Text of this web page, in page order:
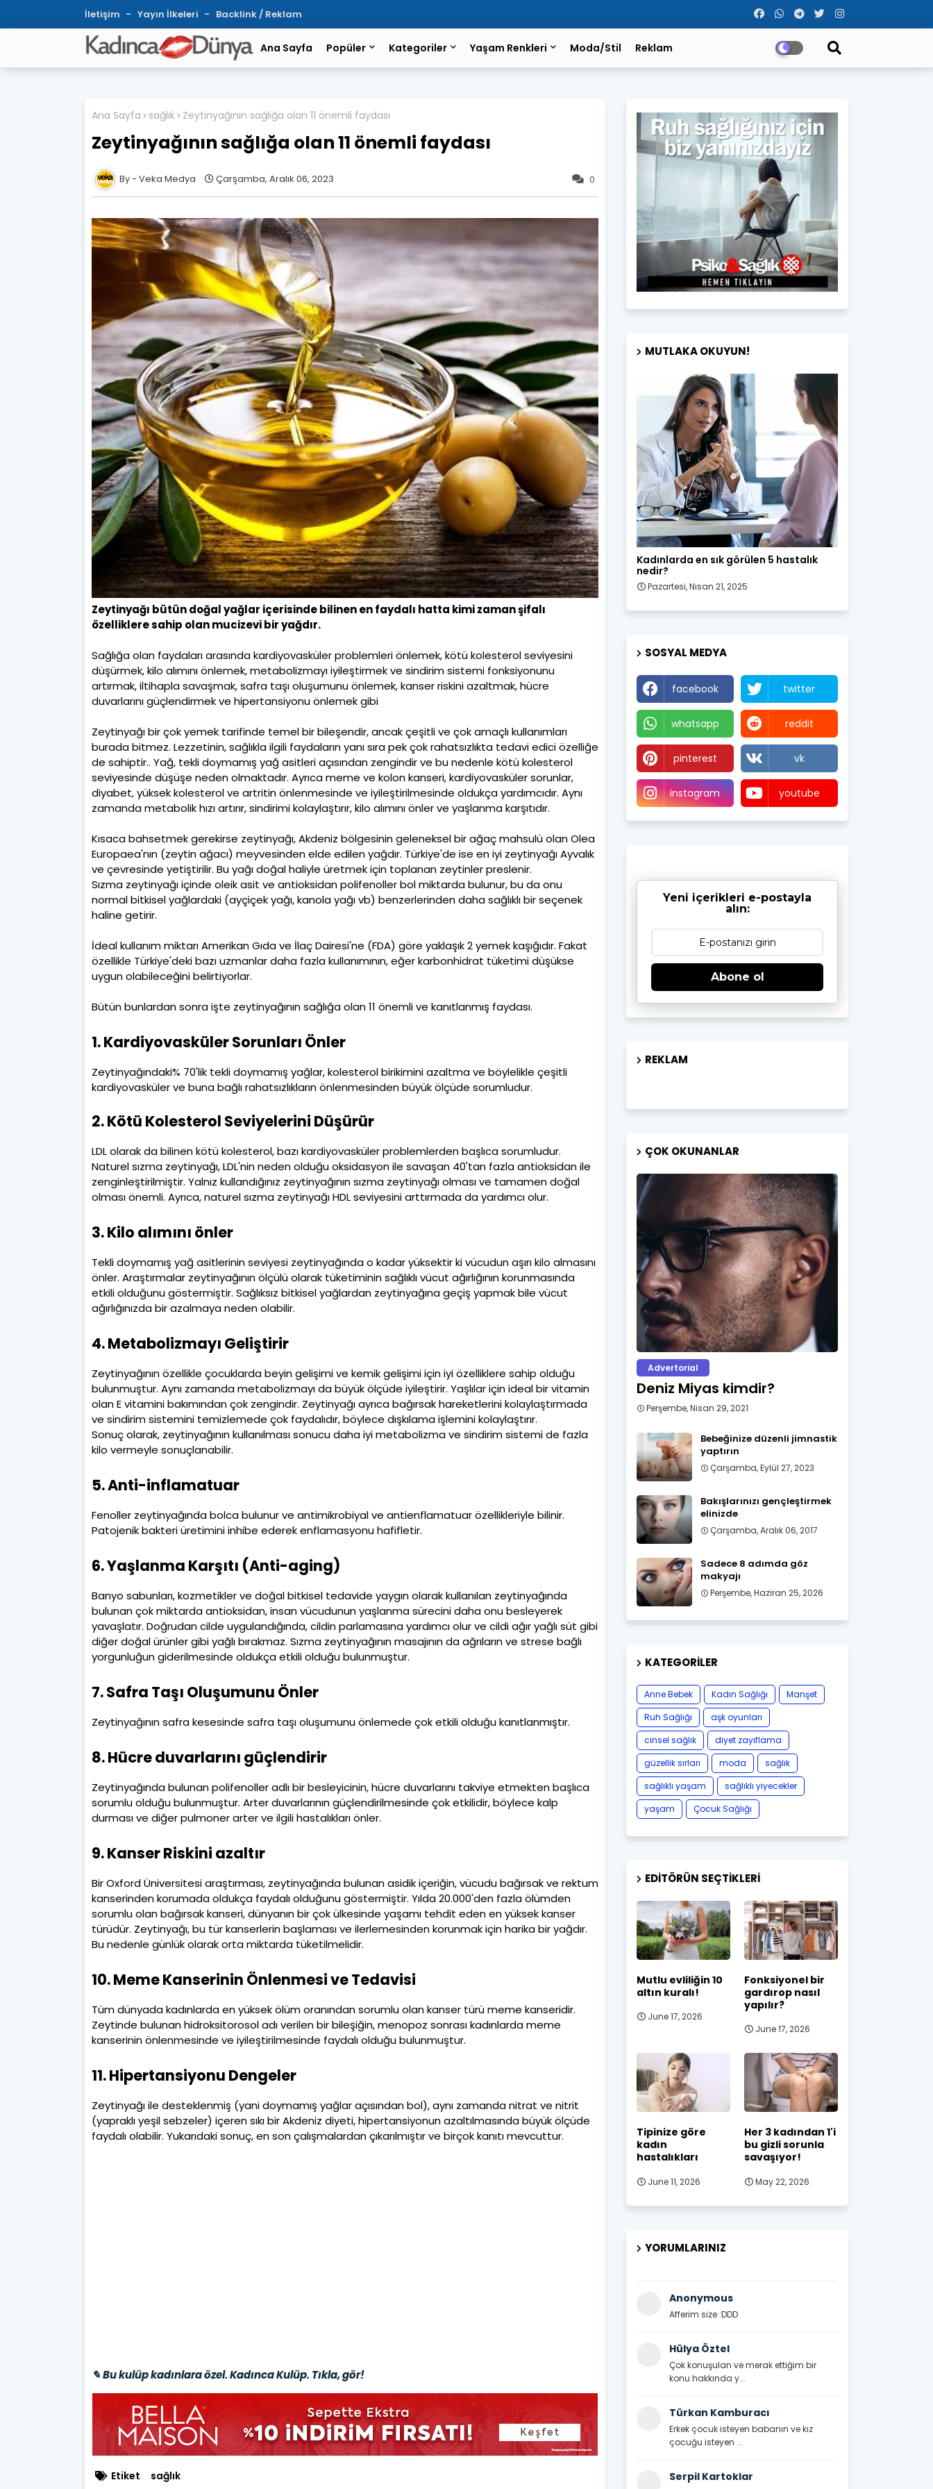
İletişim Yayın İlkeleri Backlink / Reklam
Ana Sayfa Popüler Kategoriler Yaşam Renkleri Moda/Stil Reklam
Ana Sayfa sağlık Zeytinyağının sağlığa olan 11 önemli faydası
Zeytinyağının sağlığa olan 11 önemli faydası
0
Veka Medya Çarşamba, Aralık 06, 2023
Zeytinyağı bütün doğal yağlar içerisinde bilinen en faydalı hatta kimi zaman şifalı
özelliklere sahip olan mucizevi bir yağdır.
Sağlığa olan faydaları arasında kardiyovasküler problemleri önlemek, kötü kolesterol seviyesini
düşürmek, kilo alımını önlemek, metabolizmayı iyileştirmek ve sindirim sistemi fonksiyonunu
artırmak, iltihapla savaşmak, safra taşı oluşumunu önlemek, kanser riskini azaltmak, hücre
duvarlarını güçlendirmek ve hipertansiyonu önlemek gibi
Zeytinyağı bir çok yemek tarifinde temel bir bileşendir, ancak çeşitli ve çok amaçlı kullanımları
burada bitmez. Lezzetinin, sağlıkla ilgili faydaların yanı sıra pek çok rahatsızlıkta tedavi edici özelliğe
de sahiptir.. Yağ, tekli doymamış yağ asitleri açısından zengindir ve bu nedenle kötü kolesterol
seviyesinde düşüşe neden olmaktadır. Ayrıca meme ve kolon kanseri, kardiyovasküler sorunlar,
diyabet, yüksek kolesterol ve artritin önlenmesinde ve iyileştirilmesinde oldukça yardımcıdır. Aynı
zamanda metabolik hızı artırır, sindirimi kolaylaştırır, kilo alımını önler ve yaşlanma karşıtıdır.
Kısaca bahsetmek gerekirse zeytinyağı, Akdeniz bölgesinin geleneksel bir ağaç mahsulü olan Olea
Europaea'nın (zeytin ağacı) meyvesinden elde edilen yağdır. Türkiye'de ise en iyi zeytinyağı Ayvalık
ve çevresinde yetiştirilir. Bu yağı doğal haliyle üretmek için toplanan zeytinler preslenir.
Sızma zeytinyağı içinde oleik asit ve antioksidan polifenoller bol miktarda bulunur, bu da onu
normal bitkisel yağlardaki (ayçiçek yağı, kanola yağı vb) benzerlerinden daha sağlıklı bir seçenek
haline getirir.
İdeal kullanım miktarı Amerikan Gıda ve İlaç Dairesi'ne (FDA) göre yaklaşık 2 yemek kaşığıdır. Fakat
özellikle Türkiye'deki bazı uzmanlar daha fazla kullanımının, eğer karbonhidrat tüketimi düşükse
uygun olabileceğini belirtiyorlar.
Bütün bunlardan sonra işte zeytinyağının sağlığa olan 11 önemli ve kanıtlanmış faydası.
1. Kardiyovasküler Sorunları Önler
Zeytinyağındaki% 70'lik tekli doymamış yağlar, kolesterol birikimini azaltma ve böylelikle çeşitli
kardiyovasküler ve buna bağlı rahatsızlıkların önlenmesinden büyük ölçüde sorumludur.
2. Kötü Kolesterol Seviyelerini Düşürür
LDL olarak da bilinen kötü kolesterol, bazı kardiyovasküler problemlerden başlıca sorumludur.
Naturel sızma zeytinyağı, LDL'nin neden olduğu oksidasyon ile savaşan 40'tan fazla antioksidan ile
zenginleştirilmiştir. Yalnız kullandığınız zeytinyağının sızma zeytinyağı olması ve tamamen doğal
olması önemli. Ayrıca, naturel sızma zeytinyağı HDL seviyesini arttırmada da yardımcı olur.
3. Kilo alımını önler
Tekli doymamış yağ asitlerinin seviyesi zeytinyağında o kadar yüksektir ki vücudun aşırı kilo almasını
önler. Araştırmalar zeytinyağının ölçülü olarak tüketiminin sağlıklı vücut ağırlığının korunmasında
etkili olduğunu göstermiştir. Sağlıksız bitkisel yağlardan zeytinyağına geçiş yapmak bile vücut
ağırlığınızda bir azalmaya neden olabilir.
4. Metabolizmayı Geliştirir
Zeytinyağının özellikle çocuklarda beyin gelişimi ve kemik gelişimi için iyi özelliklere sahip olduğu
bulunmuştur. Aynı zamanda metabolizmayı da büyük ölçüde iyileştirir. Yaşlılar için ideal bir vitamin
olan E vitamini bakımından çok zengindir. Zeytinyağı ayrıca bağırsak hareketlerini kolaylaştırmada
ve sindirim sistemini temizlemede çok faydalıdır, böylece dışkılama işlemini kolaylaştırır.
Sonuç olarak, zeytinyağının kullanılması sonucu daha iyi metabolizma ve sindirim sistemi de fazla
kilo vermeyle sonuçlanabilir.
5. Anti-inflamatuar
Fenoller zeytinyağında bolca bulunur ve antimikrobiyal ve antienflamatuar özellikleriyle bilinir.
Patojenik bakteri üretimini inhibe ederek enflamasyonu hafifletir.
6. Yaşlanma Karşıtı (Anti-aging)
Banyo sabunları, kozmetikler ve doğal bitkisel tedavide yaygın olarak kullanılan zeytinyağında
bulunan çok miktarda antioksidan, insan vücudunun yaşlanma sürecini daha onu besleyerek
yavaşlatır. Doğrudan cilde uygulandığında, cildin parlamasına yardımcı olur ve cildi ağır yağlı süt gibi
diğer doğal ürünler gibi yağlı bırakmaz. Sızma zeytinyağının masajının da ağrıların ve strese bağlı
yorgunluğun giderilmesinde oldukça etkili olduğu bulunmuştur.
7. Safra Taşı Oluşumunu Önler
Zeytinyağının safra kesesinde safra taşı oluşumunu önlemede çok etkili olduğu kanıtlanmıştır.
8. Hücre duvarlarını güçlendirir
Zeytinyağında bulunan polifenoller adlı bir besleyicinin, hücre duvarlarını takviye etmekten başlıca
sorumlu olduğu bulunmuştur. Arter duvarlarının güçlendirilmesinde çok etkilidir, böylece kalp
durması ve diğer pulmoner arter ve ilgili hastalıkları önler.
9. Kanser Riskini azaltır
Bir Oxford Üniversitesi araştırması, zeytinyağında bulunan asidik içeriğin, vücudu bağırsak ve rektum
kanserinden korumada oldukça faydalı olduğunu göstermiştir. Yılda 20.000'den fazla ölümden
sorumlu olan bağırsak kanseri, dünyanın bir çok ülkesinde yaşamı tehdit eden en yüksek kanser
türüdür. Zeytinyağı, bu tür kanserlerin başlaması ve ilerlemesinden korunmak için harika bir yağdır.
Bu nedenle günlük olarak orta miktarda tüketilmelidir.
10. Meme Kanserinin Önlenmesi ve Tedavisi
Tüm dünyada kadınlarda en yüksek ölüm oranından sorumlu olan kanser türü meme kanseridir.
Zeytinde bulunan hidroksitorosol adı verilen bir bileşiğin, menopoz sonrası kadınlarda meme
kanserinin önlenmesinde ve iyileştirilmesinde faydalı olduğu bulunmuştur.
11. Hipertansiyonu Dengeler
Zeytinyağı ile desteklenmiş (yani doymamış yağlar açısından bol), aynı zamanda nitrat ve nitrit
(yapraklı yeşil sebzeler) içeren sıkı bir Akdeniz diyeti, hipertansiyonun azaltılmasında büyük ölçüde
faydalı olabilir. Yukarıdaki sonuç, en son çalışmalardan çıkarılmıştır ve birçok kanıtı mevcuttur.
✎ Bu kulüp kadınlara özel. Kadınca Kulüp. Tıkla, gör!
Etiket sağlık
MUTLAKA OKUYUN!
Kadın Sağlığı
Kadınlarda en sık görülen 5 hastalık
nedir?
Pazartesi, Nisan 21, 2025
SOSYAL MEDYA
facebook twitter
whatsapp reddit
pinterest vk
instagram youtube
Yeni içerikleri e-postayla
alın:
Abone ol
REKLAM
ÇOK OKUNANLAR
Advertorial
Deniz Miyas kimdir?
Perşembe, Nisan 29, 2021
Bebeğinize düzenli jimnastik
yaptırın
Çarşamba, Eylül 27, 2023
Bakışlarınızı gençleştirmek
elinizde
Çarşamba, Aralık 06, 2017
Sadece 8 adımda göz
makyajı
Perşembe, Haziran 25, 2026
KATEGORILER
Anne Bebek Kadın Sağlığı
Manşet
Ruh Sağlığı
aşk oyunları
cinsel sağlık
diyet zayıflama
güzellik sırları
moda
sağlık
sağlıklı yaşam
sağlıklı yiyecekler
yaşam
Çocuk Sağlığı
EDITÖRÜN SEÇTIKLERI
Mutlu evliliğin 10
altın kuralı!
June 17, 2026
Fonksiyonel bir
gardırop nasıl
yapılır?
June 17, 2026
Tipinize göre
kadın
hastalıkları
June 11, 2026
Her 3 kadından 1'i
bu gizli sorunla
savaşıyor!
May 22, 2026
YORUMLARINIZ
Anonymous
Afferim size :DDD
Hülya Öztel
Çok konuşulan ve merak ettiğim bir
konu hakkında y...
Türkan Kamburacı
Erkek çocuk isteyen babanın ve kız
çocuğu isteyen ...
Serpil Kartoklar